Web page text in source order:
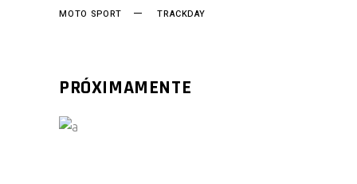
MOTO SPORT
TRACKDAY
PRÓXIMAMENTE